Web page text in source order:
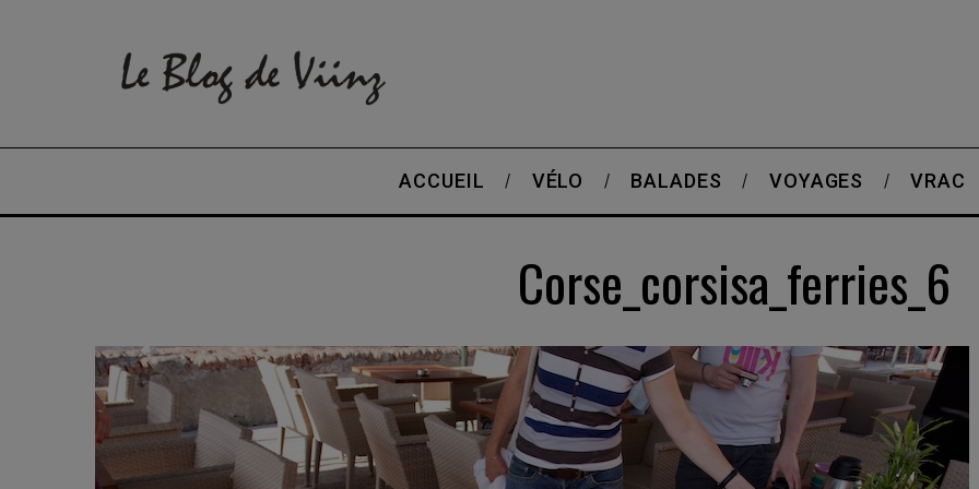
ACCUEIL VÉLO BALADES VOYAGES VRAC
Corse_corsisa_ferries_6